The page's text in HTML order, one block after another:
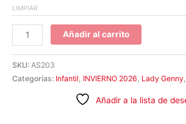
LIMPIAR
Añadir al carrito
SKU: AS203
Categorías: Infantil INVIERNO 2026 Lady Genny
Añadir a la lista de